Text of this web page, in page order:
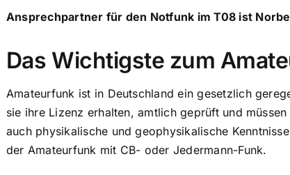
Ansprechpartner für den Notfunk im T08 ist
Das Wichtigste zum
Amateurfunk ist in Deutschland ein gesetzlich
sie ihre Lizenz erhalten, amtlich geprüft und
auch physikalische und geophysikalische
der Amateurfunk mit CB- oder Jedermann-Funk.